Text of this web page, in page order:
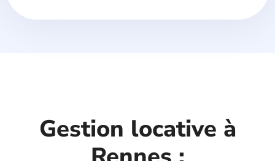
Gestion locative à